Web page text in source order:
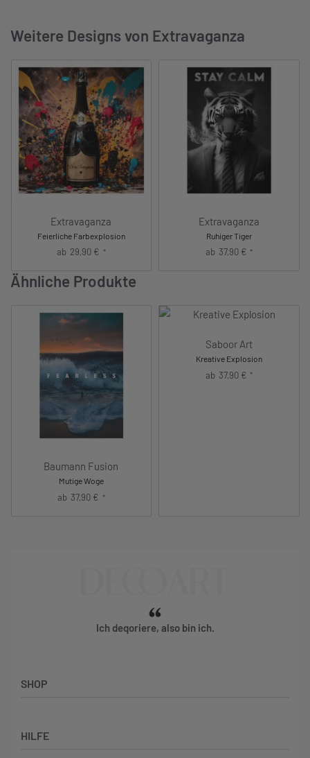
Weitere Designs von Extravaganza
Extravaganza
Feierliche Farbexplosion
ab 29,90 € *
Extravaganza
Ruhiger Tiger
ab 37,90 € *
Ähnliche Produkte
Baumann Fusion
Mutige Woge
ab 37,90 € *
Saboor Art
Kreative Explosion
ab 37,90 € *
Ich deqoriere, also bin ich.
SHOP
Bilderwände
HILFE